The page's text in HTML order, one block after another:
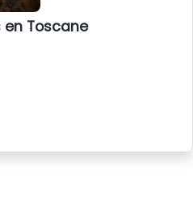
Toscane